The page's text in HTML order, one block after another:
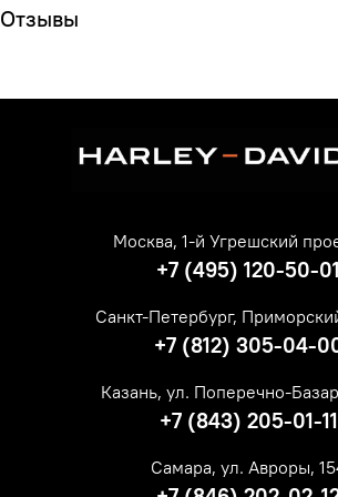
Отзывы
Москва, 1-й Угрешский
+7 (495) 120-50-01
Санкт-Петербург,
+7 (812) 305-04-
Казань, ул. Поперечно-
+7 (843) 205-01-11
Самара, ул. Авроры,